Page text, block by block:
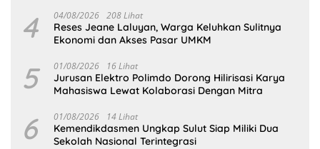
4 04/08/2026 208 Lihat
Reses Jeane Laluyan, Warga Keluhkan Sulitnya
Ekonomi dan Akses Pasar UMKM
5 01/08/2026 16 Lihat
Jurusan Elektro Polimdo Dorong Hilirisasi Karya
Mahasiswa Lewat Kolaborasi Dengan Mitra
6 01/08/2026 14 Lihat
Kemendikdasmen Ungkap Sulut Siap Miliki Dua
Sekolah Nasional Terintegrasi